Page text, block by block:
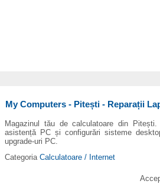
My Computers - Pitești - Reparații
Magazinul tău de calculatoare din
asistență PC și configurări sisteme
upgrade-uri PC.
Categoria Calculatoare / Internet